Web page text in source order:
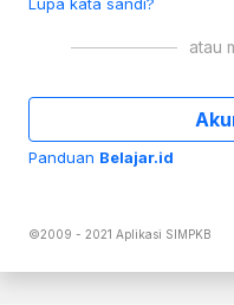
atau
Panduan Belajar.id
©2009 - 2021 Aplikasi SIMPKB